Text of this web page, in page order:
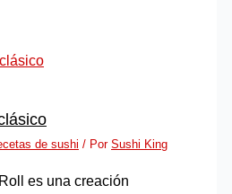
de sushi / Por Sushi King
es una creación